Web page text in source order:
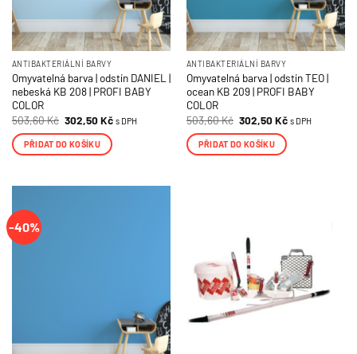
ANTIBAKTERIÁLNÍ BARVY
Omyvatelná barva | odstín DANIEL |
nebeská KB 208 | PROFI BABY
COLOR
503,60Kč Původní
cena
byla:
503,60 Kč.
302,50KčAktuální
je:
302,50 Kč.
s DPH
PŘIDAT DO KOŠÍKU
ANTIBAKTERIÁLNÍ BARVY
Omyvatelná barva | odstín TEO |
ocean KB 209 | PROFI BABY
COLOR
503,60Kč Původní
cena
byla:
503,60 Kč.
302,50KčAktuální
je:
302,50 Kč.
s DPH
PŘIDAT DO KOŠÍKU
-40%